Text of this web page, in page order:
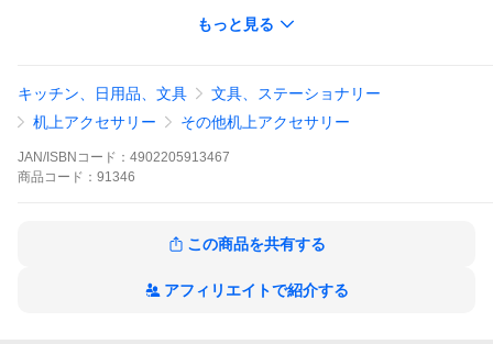
●対応サイズ：W80×D15×H170mm 以下のスマートフォン
もっと見る
キッチン、日用品、文具
文具、ステーショナリー
机上アクセサリー
その他机上アクセサリー
JAN/ISBNコード： 4902205913467
商品 コード： 91346
この商品を共有する
アフィリエイトで紹介する